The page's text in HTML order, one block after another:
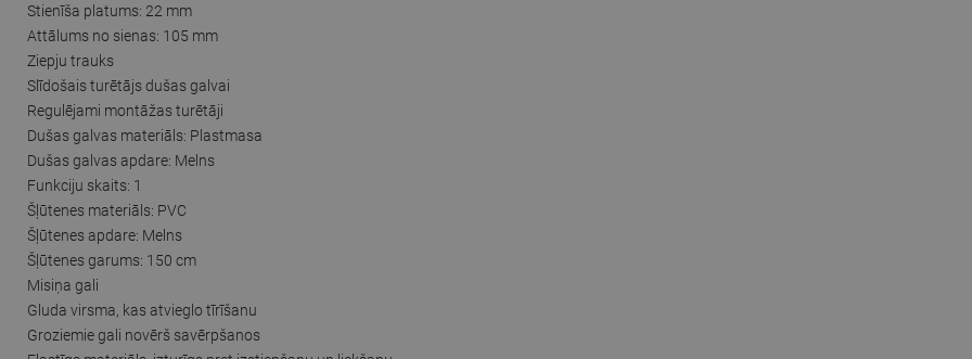
Stienīša platums: 22 mm
Attālums no sienas: 105 mm
Ziepju trauks
Slīdošais turētājs dušas galvai
Regulējami montāžas turētāji
Dušas galvas materiāls: Plastmasa
Dušas galvas apdare: Melns
Funkciju skaits: 1
Šļūtenes materiāls: PVC
Šļūtenes apdare: Melns
Šļūtenes garums: 150 cm
Misiņa gali
Gluda virsma, kas atvieglo tīrīšanu
Groziemie gali novērš savērpšanos